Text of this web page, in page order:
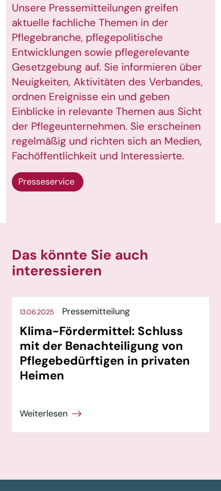
Unsere Pressemitteilungen greifen
aktuelle fachliche Themen in der
Pflegebranche, pflegepolitische
Entwicklungen sowie pflegerelevante
Gesetzgebung auf. Sie informieren über
Neuigkeiten, Aktivitäten des Verbandes,
ordnen Ereignisse ein und geben
Einblicke in relevante Themen aus Sicht
der Pflegeunternehmen. Sie erscheinen
regelmäßig und richten sich an Medien,
Fachöffentlichkeit und Interessierte.
Presseservice
Das könnte Sie auch
interessieren
13.06.2025 Pressemitteilung
Klima-Fördermittel: Schluss
mit der Benachteiligung von
Pflegebedürftigen in privaten
Heimen